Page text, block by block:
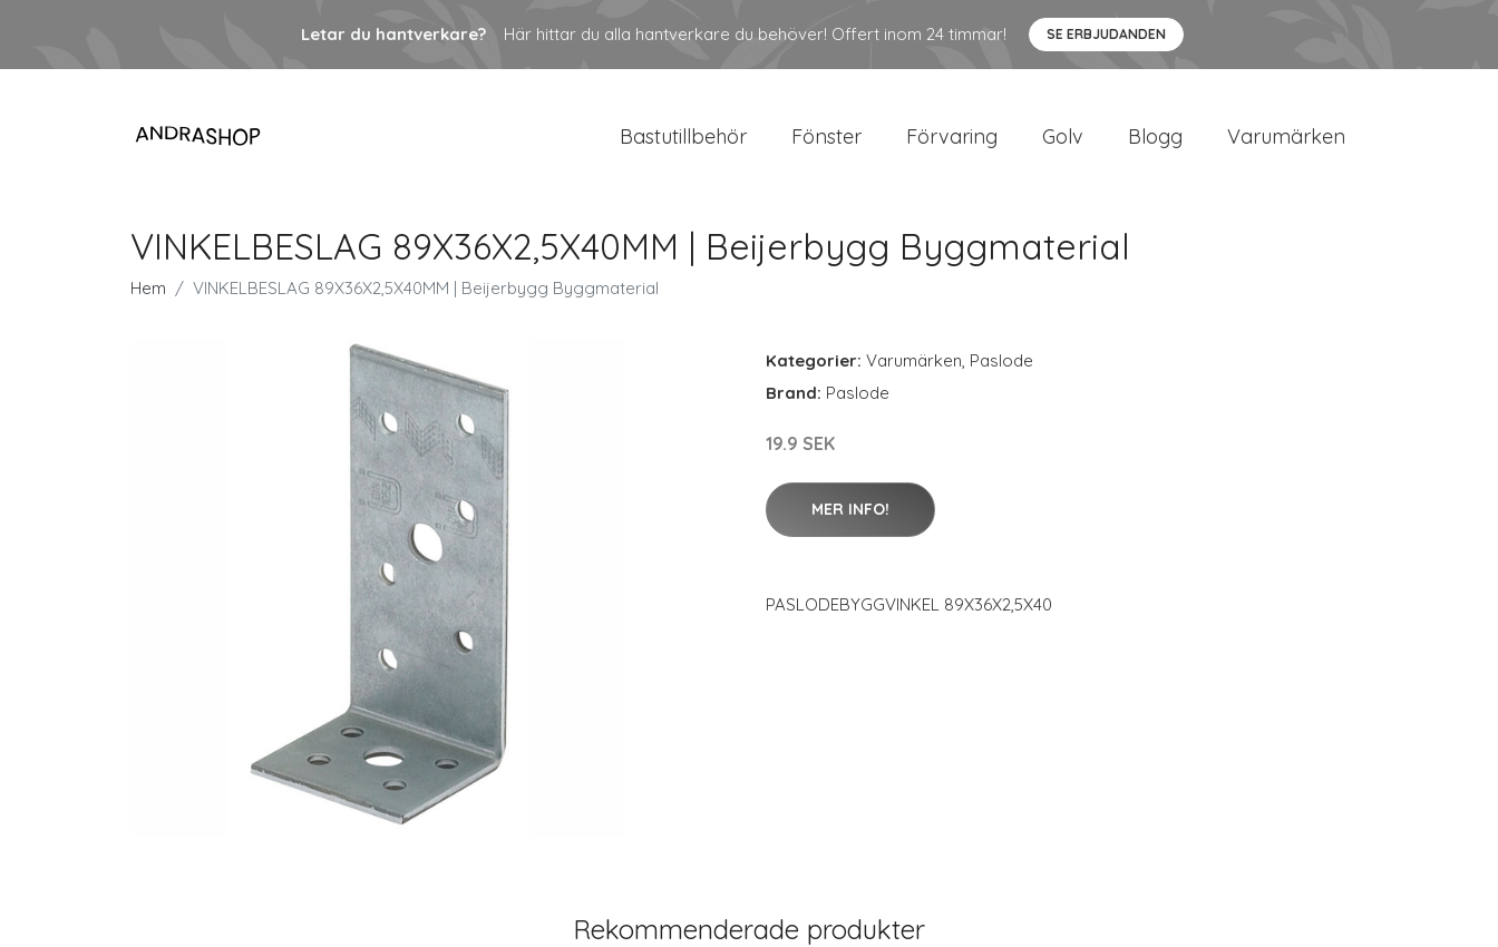
Letar du hantverkare? Här hittar du alla hantverkare du behöver! Offert inom 24 timmar! SE ERBJUDANDEN
Bastutillbehör Fönster Förvaring Golv Blogg Varumärken
VINKELBESLAG 89X36X2,5X40MM | Beijerbygg Byggmaterial
Hem VINKELBESLAG 89X36X2,5X40MM | Beijerbygg Byggmaterial
Kategorier: Varumärken, Paslode
Brand: Paslode
19.9 SEK
MER INFO!
PASLODEBYGGVINKEL 89X36X2,5X40
Rekommenderade produkter